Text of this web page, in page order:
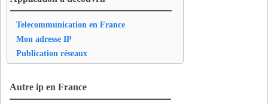
inv75
ivr94
- Ivry-sur-Seine (18 km)
jav75 - Paris 15 (13 km)
jem75- Paris 10 (18 km)
lev92
- Levallois-perret (16 km)
lim91- Limours (18 km)
Telecommunication en France
Mon adresse IP
Publication réseaux
Autre ip en France